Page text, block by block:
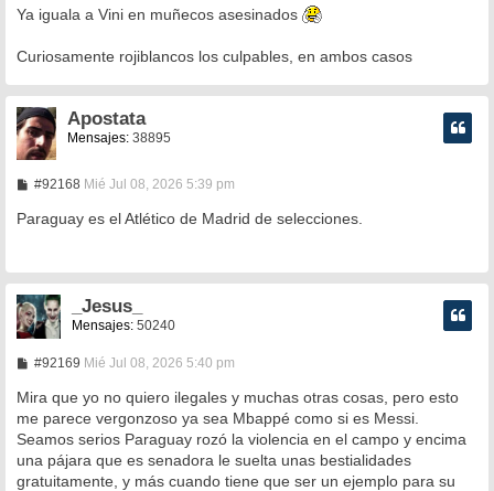
n
s
j
Ya iguala a Vini en muñecos asesinados
Curiosamente rojiblancos los culpables, en ambos casos
Apostata
Mensajes:38895
#92168M
n
s
e
Mié Jul 08, 2026 5:39 pm
Paraguay es el Atlético de Madrid de selecciones.
_Jesus_
Mensajes: 50240
#92169M
n
s
a
j
Mié Jul 08, 2026 5:40 pm
Mira que yo no quiero ilegales y muchas otras cosas, pero esto
me parece vergonzoso ya sea Mbappé como si es Messi.
Seamos serios Paraguay rozó la violencia en el campo y encima
una pájara que es senadora le suelta unas bestialidades
gratuitamente, y más cuando tiene que ser un ejemplo para su